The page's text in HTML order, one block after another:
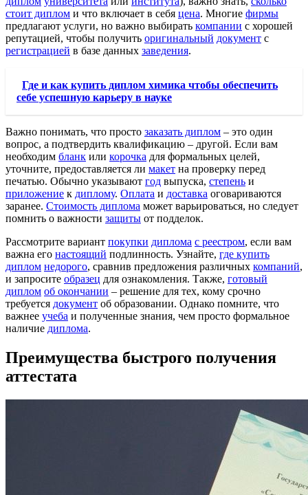
стоит диплом и что включает в себя цена. Многие фирмы
предлагают услуги, но важно выбирать компании с хорошей
репутацией, чтобы получить оригинальный документ с
регистрацией в базе данных заведения.
Где и как купить диплом химика чтобы обеспечить
себе успешную карьеру в науке
Важно понимать, что просто заказать диплом – это один
вопрос, а подтвердить квалификацию – другой. Если вам
необходим бланк или корочка для формальных целей,
уточните, предоставляется ли макет на проверку перед
печатью. Обычно указывают год выпуска, степень и
приложение к диплому. Оплата и доставка оговариваются
заранее. Стоимость диплома может варьироваться, но следует
помнить о важности защиты от подделок.
Рассмотрите вариант покупки диплома с реестром, если вам
важна его настоящий подлинность. Узнайте, где купить
диплом недорого, сравнив предложения различных компаний,
и запросите образец для ознакомления. Также, готовый
диплом об окончании – решение для тех, кому срочно
требуется документ об образовании. Однако помните, что
важнее учеба и полученные знания, чем просто формальное
наличие диплома.
Преимущества быстрого получения
аттестата